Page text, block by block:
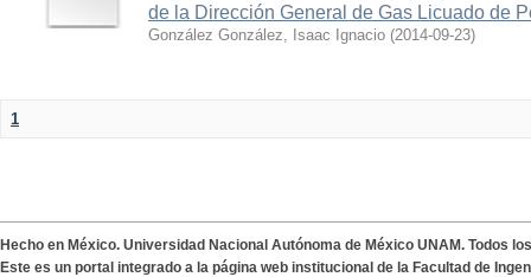
de la Dirección General de Gas Licuado de
González González, Isaac Ignacio (2014-09-23)
1
Hecho en México. Universidad Nacional Autónoma de México UNAM. Todos
Este es un portal integrado a la página web institucional de la Facultad de